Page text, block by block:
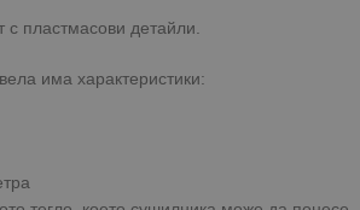
с пластмасови детайли.
има характеристики: